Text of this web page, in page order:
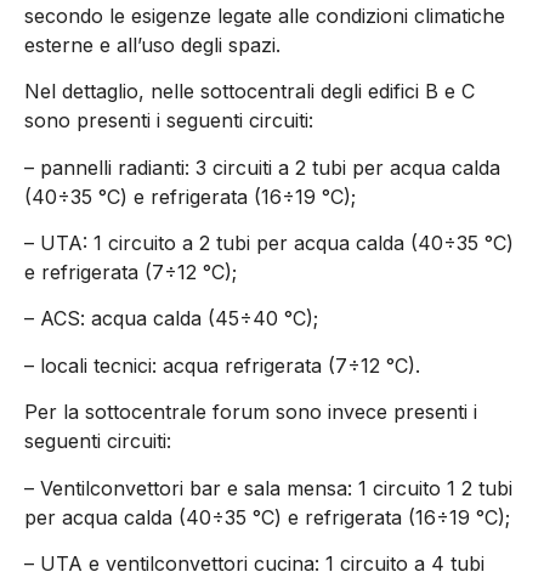
secondo le esigenze legate alle condizioni climatiche
esterne e all’uso degli spazi.
Nel dettaglio, nelle sottocentrali degli edifici B e C
sono presenti i seguenti circuiti:
– pannelli radianti: 3 circuiti a 2 tubi per acqua calda
(40÷35 °C) e refrigerata (16÷19 °C);
– UTA: 1 circuito a 2 tubi per acqua calda (40÷35 °C)
e refrigerata (7÷12 °C);
– ACS: acqua calda (45÷40 °C);
– locali tecnici: acqua refrigerata (7÷12 °C).
Per la sottocentrale forum sono invece presenti i
seguenti circuiti:
– Ventilconvettori bar e sala mensa: 1 circuito 1 2 tubi
per acqua calda (40÷35 °C) e refrigerata (16÷19 °C);
– UTA e ventilconvettori cucina: 1 circuito a 4 tubi